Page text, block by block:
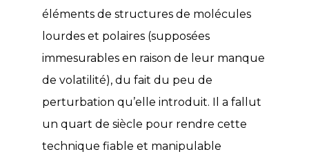
éléments de structures de molécules
lourdes et polaires (supposées
immesurables en raison de leur manque
de volatilité), du fait du peu de
perturbation qu’elle introduit. Il a fallut
un quart de siècle pour rendre cette
technique fiable et manipulable